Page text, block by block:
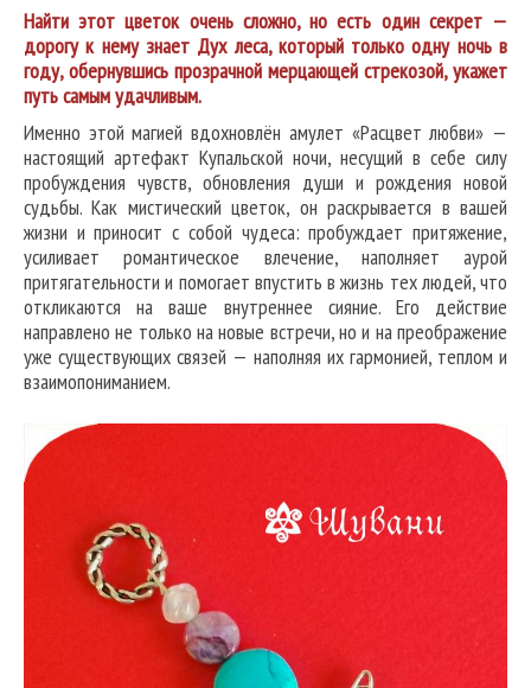
Найти этот цветок очень сложно, но есть один секрет —
дорогу к нему знает Дух леса, который только одну ночь в
году, обернувшись прозрачной мерцающей стрекозой, укажет
путь самым удачливым.
Именно этой магией вдохновлён амулет «Расцвет любви» —
настоящий артефакт Купальской ночи, несущий в себе силу
пробуждения чувств, обновления души и рождения новой
судьбы. Как мистический цветок, он раскрывается в вашей
жизни и приносит с собой чудеса: пробуждает притяжение,
усиливает романтическое влечение, наполняет аурой
притягательности и помогает впустить в жизнь тех людей, что
откликаются на ваше внутреннее сияние. Его действие
направлено не только на новые встречи, но и на преображение
уже существующих связей — наполняя их гармонией, теплом и
взаимопониманием.